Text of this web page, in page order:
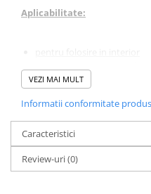
Aplicabilitate:
pentru instalarea in spatii
de dus
pentru utilizarea diferitelor
acces pentru scaune cu
pentru spatii cu adancime
Caracteristici:
VEZI MAI MULT
Informatii conformitate produs
Caracteristici
Review-uri(0)